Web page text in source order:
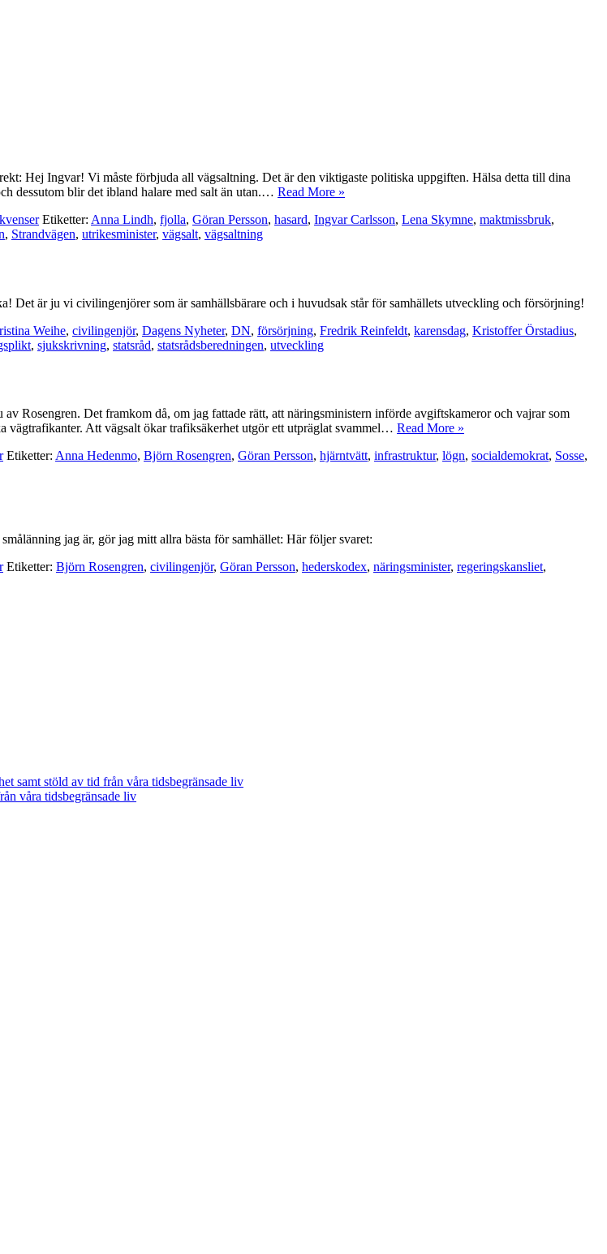
Hej Ingvar! Vi måste förbjuda all vägsaltning. Det är den viktigaste politiska uppgiften. Hälsa detta till dina
dessutom blir det ibland halare med salt än utan.… Read More »
Etiketter: Anna Lindh, fjolla, Göran Persson, hasard, Ingvar Carlsson, Lena Skymne, maktmissbruk,
, Strandvägen, utrikesminister, vägsalt, vägsaltning
Det är ju vi civilingenjörer som är samhällsbärare och i huvudsak står för samhällets utveckling och försörjning!
Weihe, civilingenjör, Dagens Nyheter, DN, försörjning, Fredrik Reinfeldt, karensdag, Kristoffer Örstadius,
, sjukskrivning, statsråd, statsrådsberedningen, utveckling
Rosengren. Det framkom då, om jag fattade rätt, att näringsministern införde avgiftskameror och vajrar som
vägtrafikanter. Att vägsalt ökar trafiksäkerhet utgör ett utpräglat svammel… Read More »
Etiketter: Anna Hedenmo, Björn Rosengren, Göran Persson, hjärntvätt, infrastruktur, lögn, socialdemokrat, Sosse,
jag är, gör jag mitt allra bästa för samhället: Här följer svaret:
Etiketter: Björn Rosengren, civilingenjör, Göran Persson, hederskodex, näringsminister, regeringskansliet,
samt stöld av tid från våra tidsbegränsade liv
våra tidsbegränsade liv